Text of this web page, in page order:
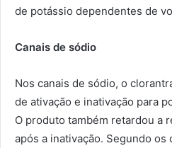
de potássio dependentes de
Canais de sódio
Nos canais de sódio, o
de ativação e inativação para
O produto também retardou a
após a inativação. Segundo os